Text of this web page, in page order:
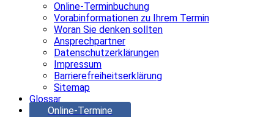
Online-Terminbuchung
Vorabinformationen zu Ihrem Termin
Woran Sie denken sollten
Ansprechpartner
Datenschutzerklärungen
Impressum
Barrierefreiheitserklärung
Sitemap
Glossar
Online-Termine